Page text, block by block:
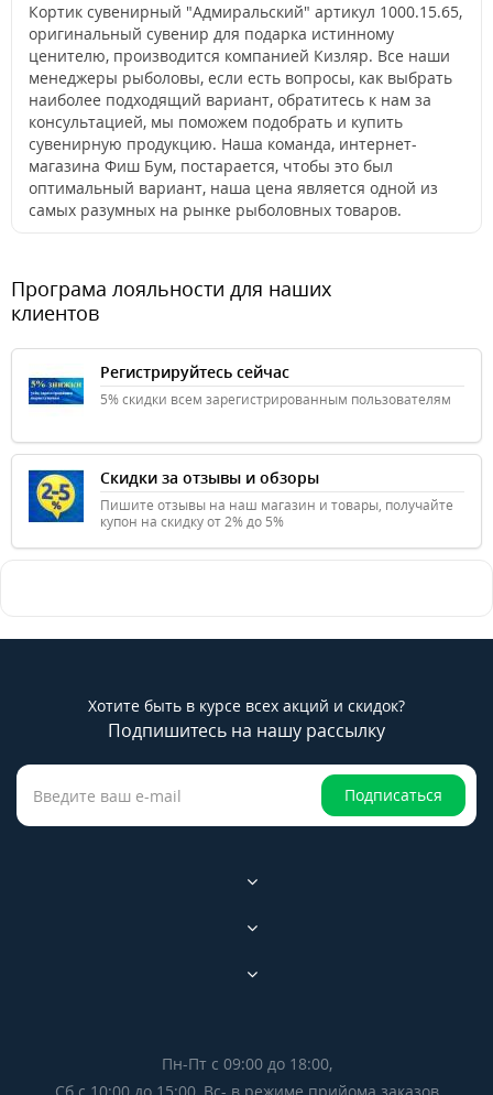
Кортик сувенирный "Адмиральский" артикул 1000.15.65,
оригинальный сувенир для подарка истинному
ценителю, производится компанией Кизляр. Все наши
менеджеры рыболовы, если есть вопросы, как выбрать
наиболее подходящий вариант, обратитесь к нам за
консультацией, мы поможем подобрать и купить
сувенирную продукцию. Наша команда, интернет-
магазина Фиш Бум, постарается, чтобы это был
оптимальный вариант, наша цена является одной из
самых разумных на рынке рыболовных товаров.
Програма лояльности для наших
клиентов
Регистрируйтесь сейчас
5% скидки всем зарегистрированным пользователям
Скидки за отзывы и обзоры
Пишите отзывы на наш магазин и товары, получайте
купон на скидку от 2% до 5%
Хотите быть в курсе всех акций и скидок?
Подпишитесь на нашу рассылку
Подписаться
Пн-Пт с 09:00 до 18:00,